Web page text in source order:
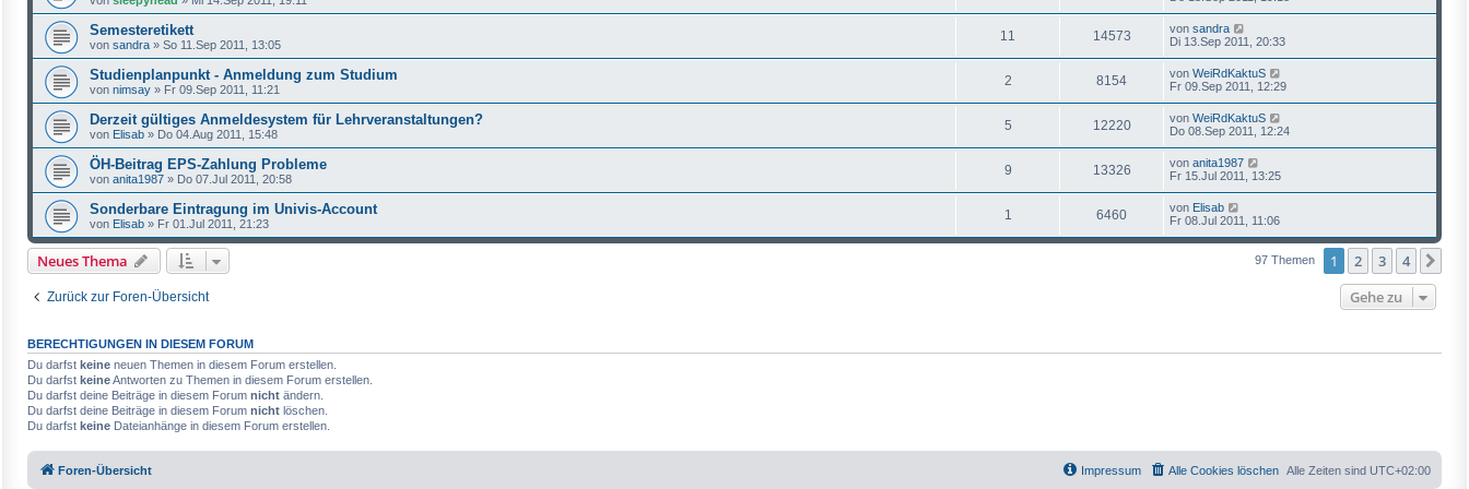
Semesteretikett
von sandra » So 11.Sep 2011, 13:05
11 14573 von sandra
Di 13.Sep 2011, 20:33
Studienplanpunkt - Anmeldung zum Studium
von nimsay » Fr 09.Sep 2011, 11:21
2 8154 von WeiRdKaktuS
Fr 09.Sep 2011, 12:29
Derzeit gültiges Anmeldesystem für Lehrveranstaltungen?
von Elisab » Do 04.Aug 2011, 15:48
5 12220 von WeiRdKaktuS
Do 08.Sep 2011, 12:24
ÖH-Beitrag EPS-Zahlung Probleme
von anita1987 » Do 07.Jul 2011, 20:58
9 13326 von anita1987
Fr 15.Jul 2011, 13:25
Sonderbare Eintragung im Univis-Account
von Elisab » Fr 01.Jul 2011, 21:23
1 6460 von Elisab
Fr 08.Jul 2011, 11:06
Neues Thema 97 Themen 1 2 3 4
Zurück zur Foren-Übersicht Gehe zu
BERECHTIGUNGEN IN DIESEM FORUM
Du darfst keine neuen Themen in diesem Forum erstellen.
Du darfst keineAntworten zu Themen in diesem Forum erstellen.
Du darfst deine Beiträge in diesem Forum nicht ändern.
Du darfst deine Beiträge in diesem Forum nicht löschen.
Du darfst keine Dateianhänge in diesem Forum erstellen.
Foren-Übersicht Alle Zeiten sind UTC+02:00
Alle Cookies löschen
Impressum